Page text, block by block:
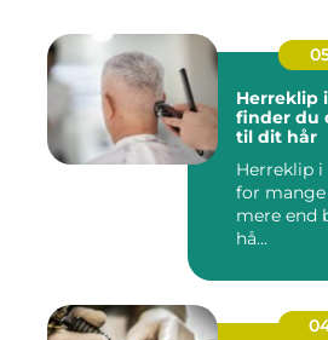
Herreklip
finder du
til dit hår
Herreklip i
for
mere end
hå...